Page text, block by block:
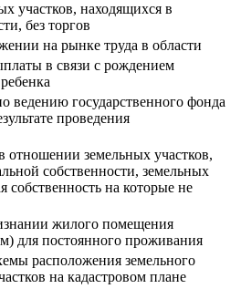
участков, находящихся в
без торгов
на рынке труда в области
в связи с рождением
ведению государственного фонда
проведения
отношении земельных участков,
собственности, земельных
собственность на которые не
жилого помещения
для постоянного проживания
расположения земельного
на кадастровом плане